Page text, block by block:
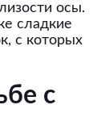
осы.
сладкие
с которых
с